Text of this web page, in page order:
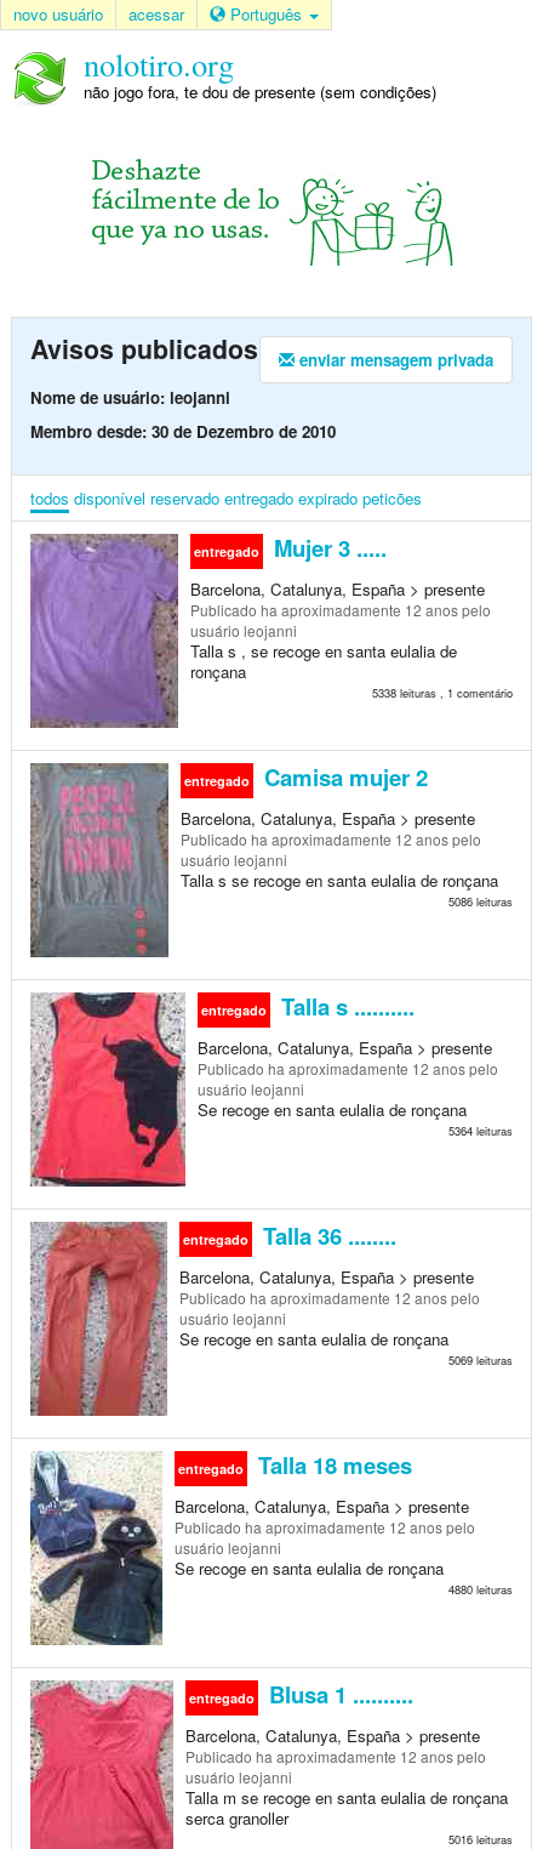
novo usuário acessar Português
nolotiro.org
não jogo fora, te dou de presente (sem condições)
enviar mensagem privada
Avisos publicados
Nome de usuário: leojanni
Membro desde: 30 de Dezembro de 2010
todos disponível reservado entregado expirado peticões
entregado Mujer 3 .....
Barcelona, Catalunya, España > presente
Publicado ha aproximadamente 12 anospelo
usuário leojanni
Talla s , se recoge en santa eulalia de
ronçana
5338 leituras , 1 comentário
entregado Camisa mujer 2
Barcelona, Catalunya, España > presente
Publicado ha aproximadamente 12 anospelo
usuário leojanni
Talla s se recoge en santa eulalia de ronçana
5086 leituras
entregado Talla s ..........
Barcelona, Catalunya, España > presente
Publicado ha aproximadamente 12 anospelo
usuário leojanni
Se recoge en santa eulalia de ronçana
5364 leituras
entregado Talla 36 ........
Barcelona, Catalunya, España > presente
Publicado ha aproximadamente 12 anospelo
usuário leojanni
Se recoge en santa eulalia de ronçana
5069 leituras
entregado Talla 18 meses
Barcelona, Catalunya, España > presente
Publicado ha aproximadamente 12 anospelo
usuário leojanni
Se recoge en santa eulalia de ronçana
4880 leituras
entregado Blusa 1 ..........
Barcelona, Catalunya, España > presente
Publicado ha aproximadamente 12 anospelo
usuário leojanni
Talla m se recoge en santa eulalia de ronçana
serca granoller
5016 leituras